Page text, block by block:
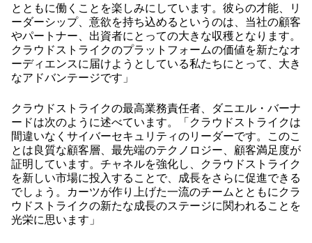
とともに働くことを楽しみにしています。彼らの才能、リ
ーダーシップ、意欲を持ち込めるというのは、当社の顧客
やパートナー、出資者にとっての大きな収穫となります。
クラウドストライクのプラットフォームの価値を新たなオ
ーディエンスに届けようとしている私たちにとって、大き
なアドバンテージです」
クラウドストライクの最高業務責任者、ダニエル・バーナ
ードは次のように述べています。「クラウドストライクは
間違いなくサイバーセキュリティのリーダーです。このこ
とは良質な顧客層、最先端のテクノロジー、顧客満足度が
証明しています。チャネルを強化し、クラウドストライク
を新しい市場に投入することで、成長をさらに促進できる
でしょう。カーツが作り上げた一流のチームとともにクラ
ウドストライクの新たな成長のステージに関われることを
光栄に思います」